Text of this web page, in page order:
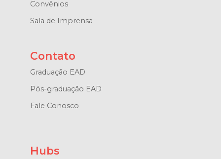
Convênios
Sala de Imprensa
Contato
Graduação EAD
Pós-graduação EAD
Fale Conosco
Hubs